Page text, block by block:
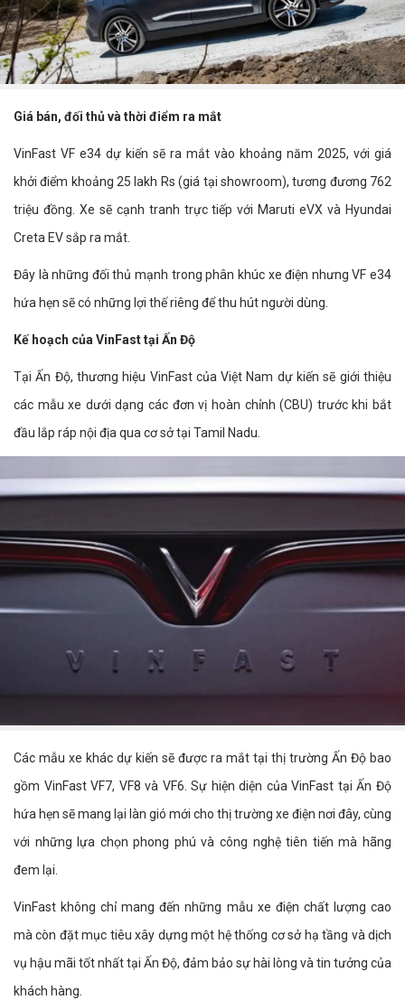
Giá bán, đối thủ và thời điểm ra mắt
VinFast VF e34 dự kiến sẽ ra mắt vào khoảng năm 2025, với giá
khởi điểm khoảng 25 lakh Rs (giá tại showroom), tương đương 762
triệu đồng. Xe sẽ cạnh tranh trực tiếp với Maruti eVX và Hyundai
Creta EV sắp ra mắt.
Đây là những đối thủ mạnh trong phân khúc xe điện nhưng VF e34
hứa hẹn sẽ có những lợi thế riêng để thu hút người dùng.
Kế hoạch của VinFast tại Ấn Độ
Tại Ấn Độ, thương hiệu VinFast của Việt Nam dự kiến sẽ giới thiệu
các mẫu xe dưới dạng các đơn vị hoàn chỉnh (CBU) trước khi bắt
đầu lắp ráp nội địa qua cơ sở tại Tamil Nadu.
Các mẫu xe khác dự kiến sẽ được ra mắt tại thị trường Ấn Độ bao
gồm VinFast VF7, VF8 và VF6. Sự hiện diện của VinFast tại Ấn Độ
hứa hẹn sẽ mang lại làn gió mới cho thị trường xe điện nơi đây, cùng
với những lựa chọn phong phú và công nghệ tiên tiến mà hãng
đem lại.
VinFast không chỉ mang đến những mẫu xe điện chất lượng cao
mà còn đặt mục tiêu xây dựng một hệ thống cơ sở hạ tầng và dịch
vụ hậu mãi tốt nhất tại Ấn Độ, đảm bảo sự hài lòng và tin tưởng của
khách hàng.